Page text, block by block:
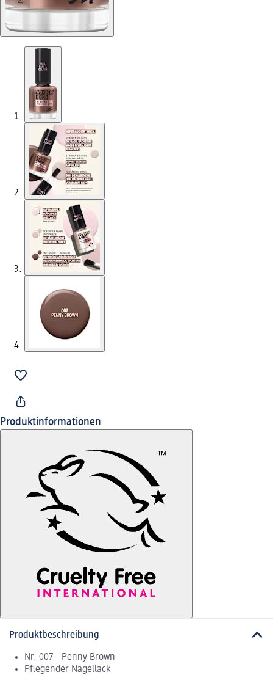
Produktinformationen
Produktbeschreibung
Nr. 007 - Penny Brown
Pflegender Nagellack